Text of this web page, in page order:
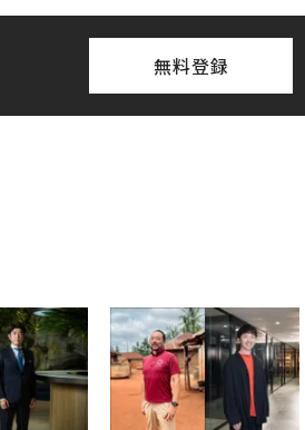
無料登録